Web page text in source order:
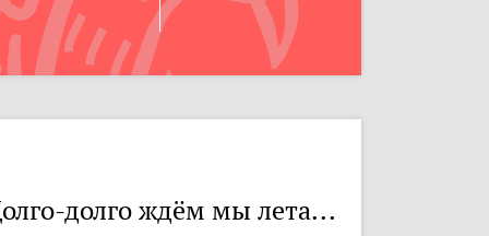
долго ждём мы лета...